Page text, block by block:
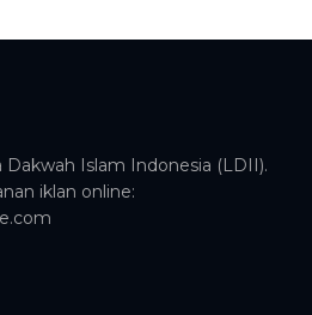
Islam Indonesia (LDII).
iklan online: